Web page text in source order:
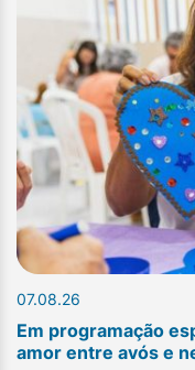
07.08.26
Em programação
amor entre avós e